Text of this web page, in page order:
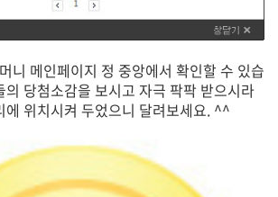
니 메인페이지 정 중앙에서 확인할 수 있습
의 당첨소감을 보시고 자극 팍팍 받으시라
에 위치시켜 두었으니 달려보세요. ^^